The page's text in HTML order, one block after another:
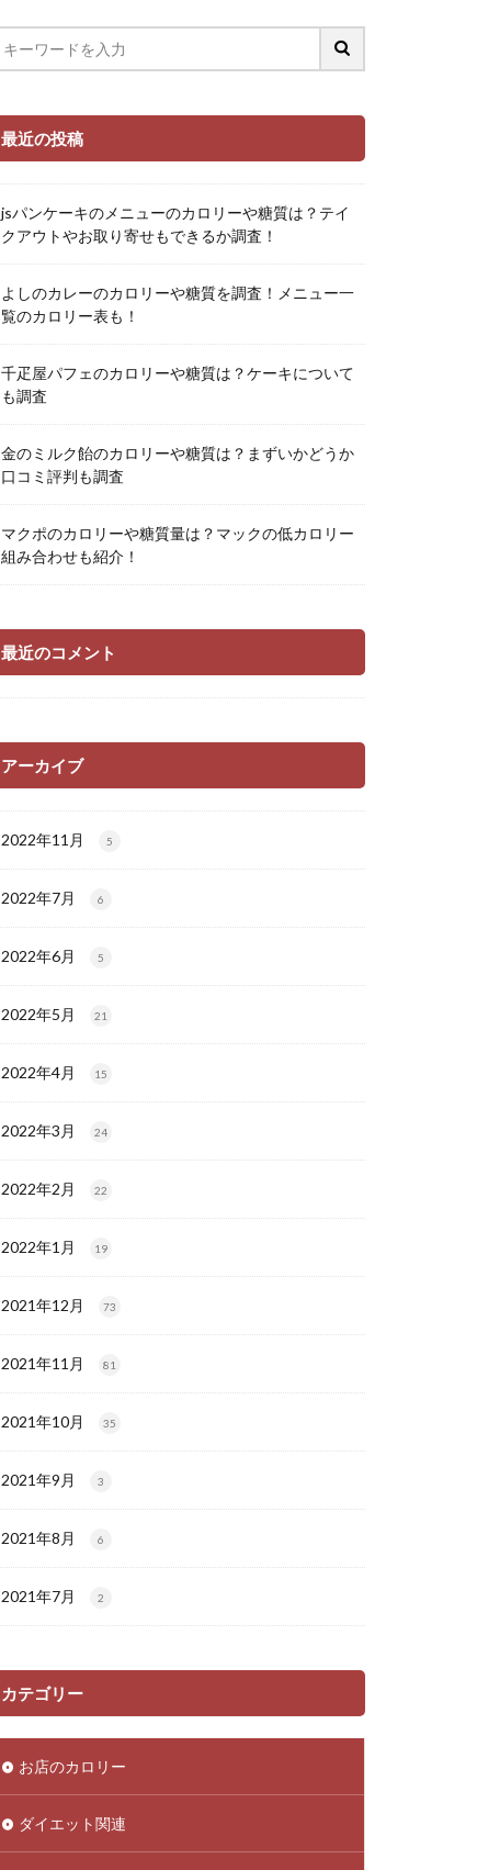
最近の投稿
jsパンケーキのメニューのカロリーや糖質は？テイ
クアウトやお取り寄せもできるか調査！
よしのカレーのカロリーや糖質を調査！メニュー一
覧のカロリー表も！
千疋屋パフェのカロリーや糖質は？ケーキについて
も調査
金のミルク飴のカロリーや糖質は？まずいかどうか
口コミ評判も調査
マクポのカロリーや糖質量は？マックの低カロリー
組み合わせも紹介！
最近のコメント
アーカイブ
2022年11月 5
2022年7月 6
2022年6月 5
2022年5月 21
2022年4月 15
2022年3月 24
2022年2月 22
2022年1月 19
2021年12月 73
2021年11月 81
2021年10月 35
2021年9月 3
2021年8月 6
2021年7月 2
カテゴリー
お店のカロリー
ダイエット関連